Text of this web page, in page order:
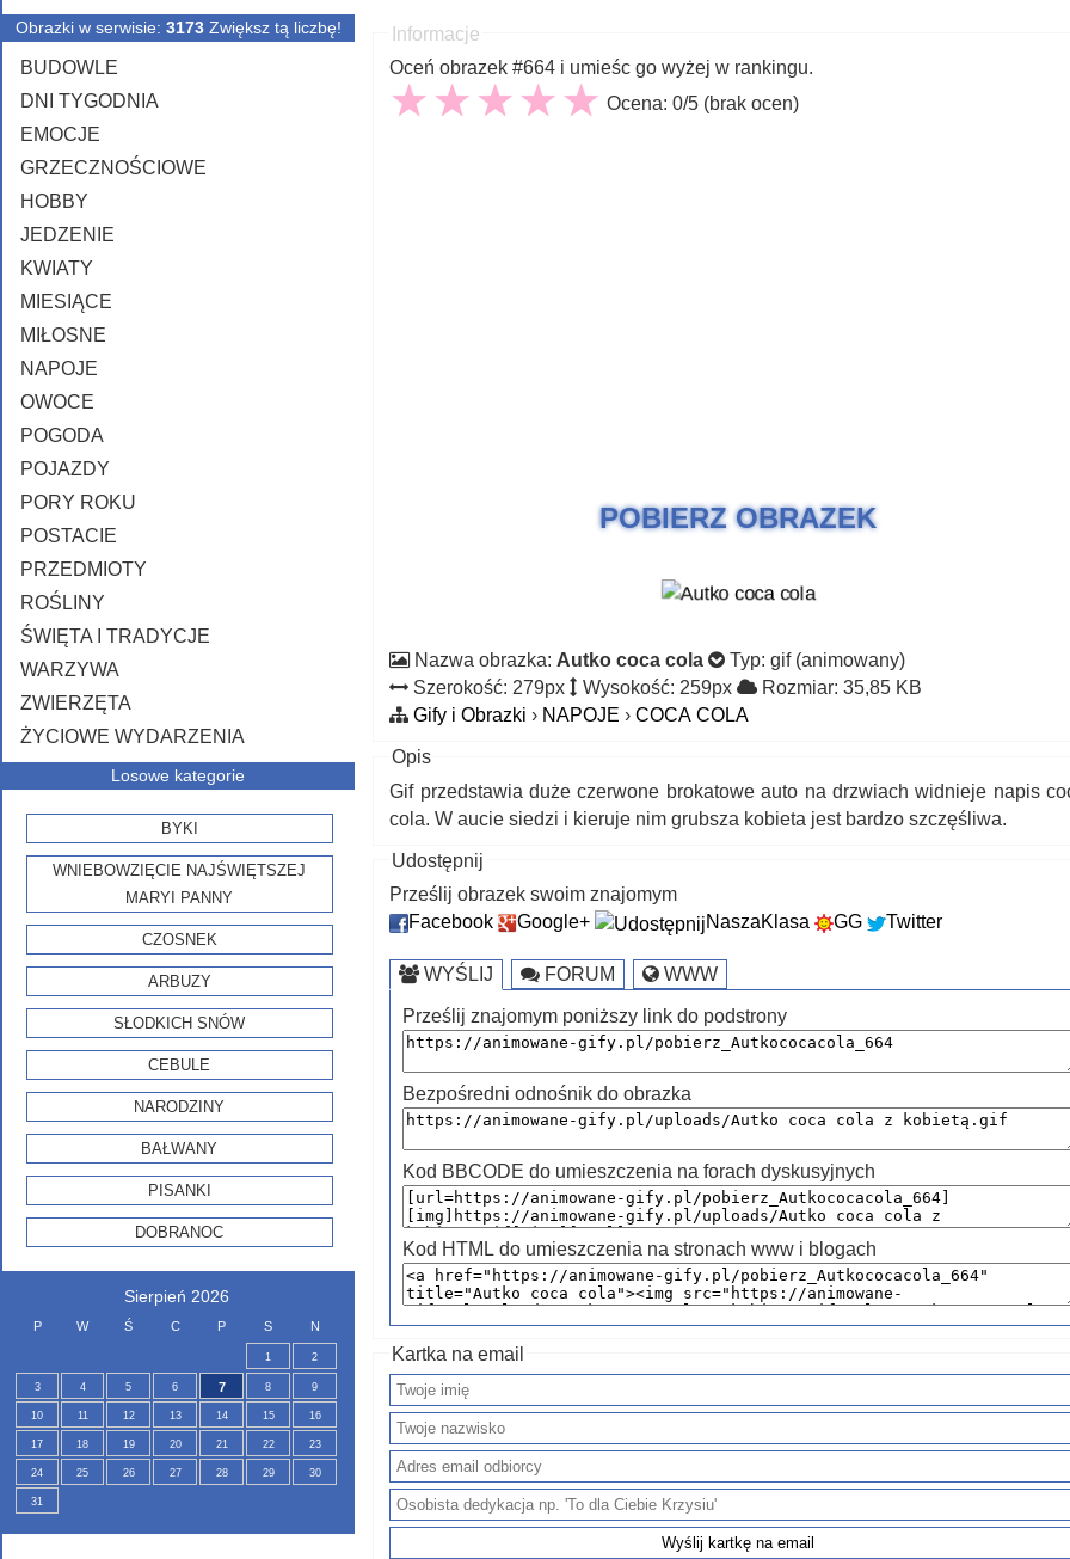
Obrazki w serwisie: 3173Zwiększ tą liczbę!
BUDOWLE
DNI TYGODNIA
EMOCJE
GRZECZNOŚCIOWE
HOBBY
JEDZENIE
KWIATY
MIESIĄCE
MIŁOSNE
NAPOJE
OWOCE
POGODA
POJAZDY
PORY ROKU
POSTACIE
PRZEDMIOTY
ROŚLINY
ŚWIĘTA I TRADYCJE
WARZYWA
ZWIERZĘTA
ŻYCIOWE WYDARZENIA
Losowe kategorie
BYKI
WNIEBOWZIĘCIE NAJŚWIĘTSZEJ
MARYI PANNY
CZOSNEK
ARBUZY
SŁODKICH SNÓW
CEBULE
NARODZINY
BAŁWANY
PISANKI
DOBRANOC
Sierpień 2026
P W Ś C P S N
1 2
3 4 5 6 7 8 9
10 11 12 13 14 15 16
17 18 19 20 21 22 23
24 25 26 27 28 29 30
31
Informacje
Oceń obrazek #664 i umieśc go wyżej w rankingu.
Ocena: 0/5 (brak ocen)
POBIERZ OBRAZEK
Nazwa obrazka: Autko coca cola
Typ: gif (animowany)
Szerokość: 279px
Wysokość: 259px
Rozmiar: 35,85 KB
Gify i Obrazki › NAPOJE ›COCA COLA
Opis
Gif przedstawia duże czerwone brokatowe auto na drzwiach widnieje napis
cola. W aucie siedzi i kieruje nim grubsza kobieta jest bardzo szczęśliwa.
Udostępnij
Prześlij obrazek swoim znajomym
Facebook
Google+ NaszaKlasa GG Twitter
WYŚLIJ FORUM WWW
Prześlij znajomym poniższy link do podstrony
Bezpośredni odnośnik do obrazka
Kod BBCODE do umieszczenia na forach dyskusyjnych
Kod HTML do umieszczenia na stronach www i blogach
Kartka na email